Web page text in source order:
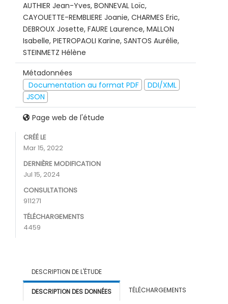
AUTHIER Jean-Yves, BONNEVAL Loïc,
CAYOUETTE-REMBLIERE Joanie, CHARMES Eric,
DEBROUX Josette, FAURE Laurence, MALLON
Isabelle, PIETROPAOLI Karine, SANTOS Aurélie,
STEINMETZ Hélène
Métadonnées
Documentation au format PDF
DDI/XML
JSON
Page web de l'étude
CRÉÉ LE
Mar 15, 2022
DERNIÈRE MODIFICATION
Jul 15, 2024
CONSULTATIONS
911271
TÉLÉCHARGEMENTS
4459
DESCRIPTION DE L'ÉTUDE
DESCRIPTION DES DONNÉES TÉLÉCHARGEMENTS